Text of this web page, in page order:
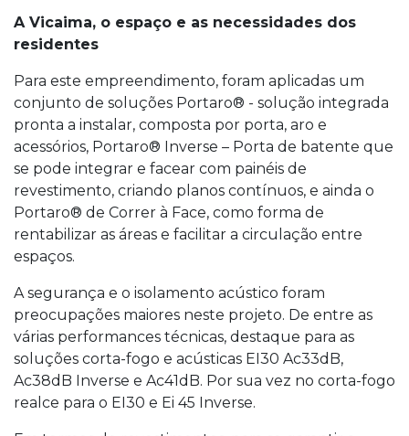
A Vicaima, o espaço e as necessidades dos
residentes
Para este empreendimento, foram aplicadas um
conjunto de soluções Portaro® - solução integrada
pronta a instalar, composta por porta, aro e
acessórios, Portaro® Inverse – Porta de batente que
se pode integrar e facear com painéis de
revestimento, criando planos contínuos, e ainda o
Portaro® de Correr à Face, como forma de
rentabilizar as áreas e facilitar a circulação entre
espaços.
A segurança e o isolamento acústico foram
preocupações maiores neste projeto. De entre as
várias performances técnicas, destaque para as
soluções corta-fogo e acústicas EI30 Ac33dB,
Ac38dB Inverse e Ac41dB. Por sua vez no corta-fogo
realce para o EI30 e Ei 45 Inverse.